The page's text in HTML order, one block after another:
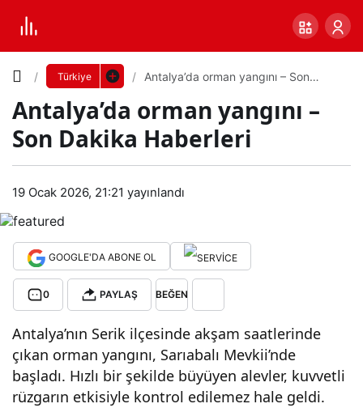
Türkiye
Antalya’da orman yangını – Son
Antalya’da orman yangını –
Son Dakika Haberleri
19 Ocak 2026, 21:21 yayınlandı
GOOGLE'DA ABONE OL
0 PAYLAŞ BEĞEN
Antalya’nın Serik ilçesinde akşam saatlerinde
çıkan orman yangını, Sarıabalı Mevkii’nde
başladı. Hızlı bir şekilde büyüyen alevler, kuvvetli
rüzgarın etkisiyle kontrol edilemez hale geldi.
Ant
da
orm
an
yan
Yazı
Boyutunu
Küçük 100% Dev
Varsayılana
dön